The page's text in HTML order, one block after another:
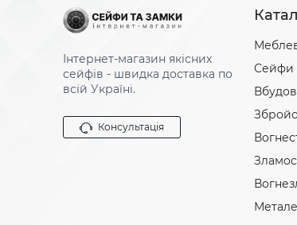
Інтернет-магазин якісних
сейфів - швидка доставка по
всій Україні.
Консультація
Сейфи